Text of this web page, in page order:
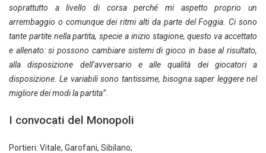
soprattutto a livello di corsa perché mi aspetto proprio un
arrembaggio o comunque dei ritmi alti da parte del Foggia. Ci sono
tante partite nella partita, specie a inizio stagione, questo va accettato
e allenato: si possono cambiare sistemi di gioco in base al risultato,
alla disposizione dell’avversario e alle qualità dei giocatori a
disposizione. Le variabili sono tantissime, bisogna saper leggere nel
migliore dei modi la partita”.
I convocati del Monopoli
Portieri: Vitale, Garofani, Sibilano;